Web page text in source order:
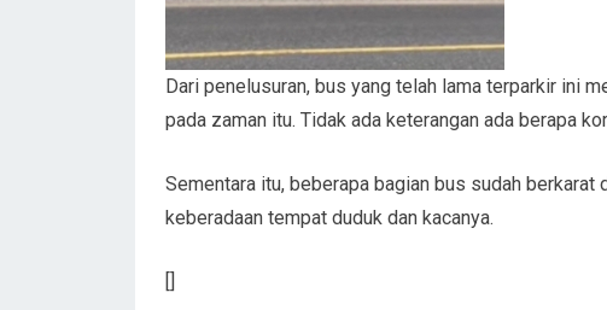
Dari penelusuran, bus yang telah lama terparkir ini
pada zaman itu. Tidak ada keterangan ada berapa
Sementara itu, beberapa bagian bus sudah
keberadaan tempat duduk dan kacanya.
[]